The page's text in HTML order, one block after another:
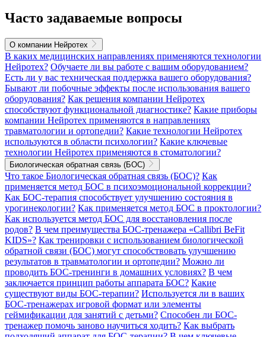
Часто задаваемые вопросы
О компании Нейротех
В каких медицинских направлениях применяются технологии
Нейротех? Обучаете ли вы работе с вашим оборудованием?
Есть ли у вас техническая поддержка вашего оборудования?
Бывают ли побочные эффекты после использования вашего
оборудования? Как решения компании Нейротех
способствуют функциональной диагностике? Какие приборы
компании Нейротех применяются в направлениях
травматологии и ортопедии? Какие технологии Нейротех
используются в области психологии? Какие ключевые
технологии Нейротех применяются в стоматологии?
Биологическая обратная связь (БОС)
Что такое Биологическая обратная связь (БОС)? Как
применяется метод БОС в психоэмоциональной коррекции?
Как БОС-терапия способствует улучшению состояния в
урогинекологии? Как применяется метод БОС в проктологии?
Как используется метод БОС для восстановления после
родов? В чем преимущества БОС-тренажера «Callibri BeFit
KIDS»? Как тренировки с использованием биологической
обратной связи (БОС) могут способствовать улучшению
результатов в травматологии и ортопедии? Можно ли
проводить БОС-тренинги в домашних условиях? В чем
заключается принцип работы аппарата БОС? Какие
существуют виды БОС-терапии? Используется ли в ваших
БОС-тренажерах игровой формат или элементы
геймификации для занятий с детьми? Способен ли БОС-
тренажер помочь заново научиться ходить? Как выбрать